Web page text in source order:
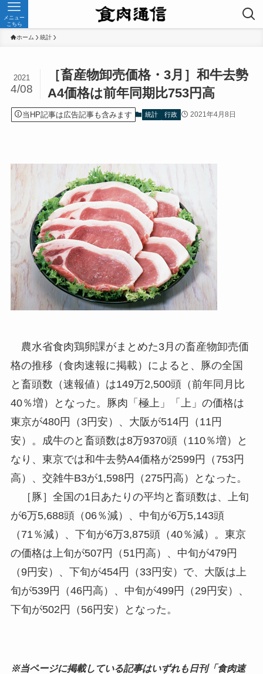
メニュー
こちら
ホーム 統計
［畜産物卸売価格・3月］和牛去勢
A4価格は前年同期比753円高
2021
4/08
当HP記事は広告記事も含みます 統計 行政 2021年4月8日
農水省食肉鶏卵課がまとめた3月の畜産物卸売価
格の推移（食肉速報に掲載）によると、豚の全国
と畜頭数（速報値）は149万2,500頭（前年同月比
40％増）となった。豚肉「極上」「上」の価格は
東京が480円（3円安）、大阪が514円（11円
安）。成牛のと畜頭数は8万9370頭（110％増）と
なり、東京では和牛去勢A4価格が2599円（753円
高）、交雑牛B3が1,598円（275円高）となった。
［豚］全国の1日あたりの平均と畜頭数は、上旬
が6万5,688頭（06％減）、中旬が6万5,143頭
（71％減）、下旬が6万3,875頭（40％減）。東京
の価格は上旬が507円（51円高）、中旬が479円
（9円安）、下旬が454円（33円安）で、大阪は上
旬が539円（46円高）、中旬が499円（29円安）、
下旬が502円（56円安）となった。
※当ページに掲載している記事はいずれも日刊「食肉速